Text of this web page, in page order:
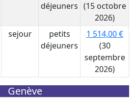
déjeuners (15 octobre
2026)
sejour
petits
déjeuners
1 514,00 €
(30
septembre
2026)
Genève